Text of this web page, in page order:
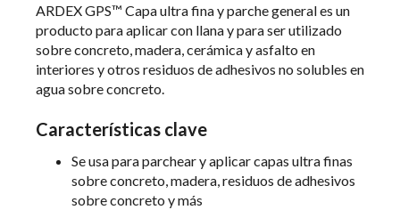
ARDEX GPS™ Capa ultra fina y parche general es un
producto para aplicar con llana y para ser utilizado
sobre concreto, madera, cerámica y asfalto en
interiores y otros residuos de adhesivos no solubles en
agua sobre concreto.
Características clave
Se usa para parchear y aplicar capas ultra finas
sobre concreto, madera, residuos de adhesivos
sobre concreto y más